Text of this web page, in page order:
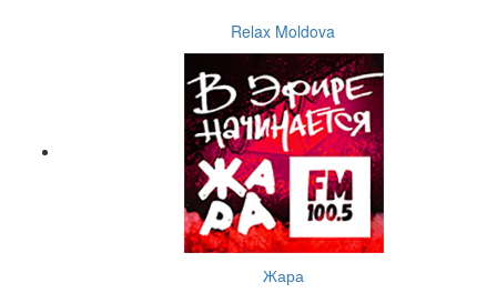
Relax Moldova
Жара